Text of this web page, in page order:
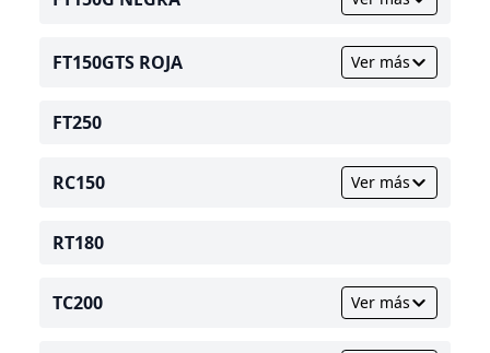
FT150GTS ROJA Ver más
FT250
RC150 Ver más
RT180
TC200 Ver más